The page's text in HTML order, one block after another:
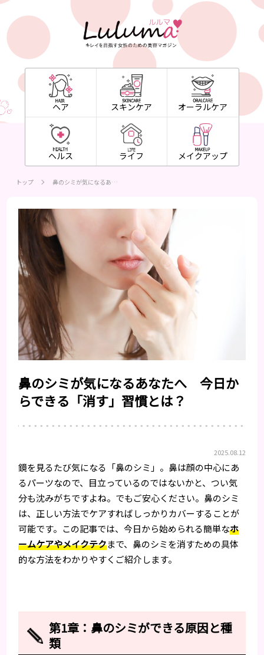
ヘア スキンケア オーラルケア
ヘルス ライフ メイクアップ
トップ 鼻のシミが気になるあ…
鼻のシミが気になるあなたへ 今日か
らできる「消す」習慣とは？
2025.08.12
鏡を見るたび気になる「鼻のシミ」。鼻は顔の中心にあ
るパーツなので、目立っているのではないかと、つい気
分も沈みがちですよね。でもご安心ください。鼻のシミ
は、正しい方法でケアすればしっかりカバーすることが
可能です。この記事では、今日から始められる簡単なホ
ームケアやメイクテクまで、鼻のシミを消すための具体
的な方法をわかりやすくご紹介します。
第1章：鼻のシミができる原因と種
類